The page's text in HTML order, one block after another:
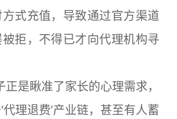
式充值，导致通过官方渠道
拒，不得已才向代理机构寻
是瞅准了家长的心理需求，
代理退费’产业链，甚至有人蓄